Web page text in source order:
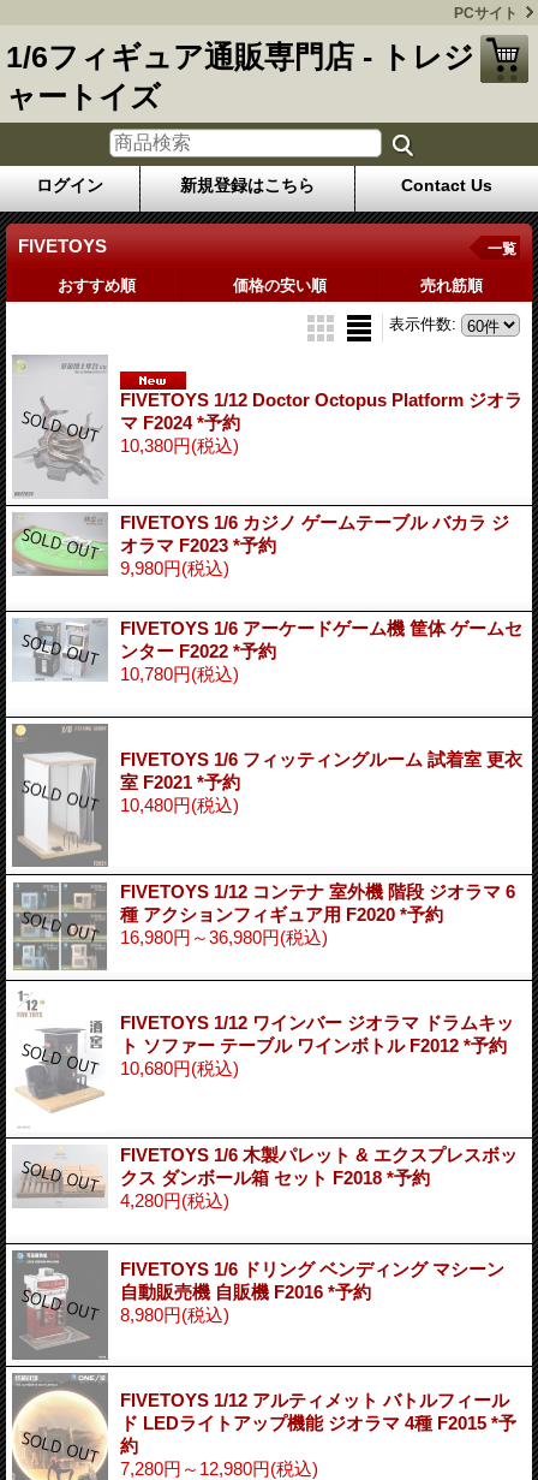
PCサイト
1/6フィギュア通販専門店 - トレジ
ャートイズ
ログイン 新規登録はこちら Contact Us
FIVETOYS 一覧
おすすめ順 価格の安い順 売れ筋順
表示件数:
FIVETOYS 1/12 Doctor Octopus Platform ジオラ
マ F2024 *予約
10,380円(税込)
FIVETOYS 1/6 カジノ ゲームテーブル バカラ ジ
オラマ F2023 *予約
9,980円(税込)
FIVETOYS 1/6 アーケードゲーム機 筐体 ゲームセ
ンター F2022 *予約
10,780円(税込)
FIVETOYS 1/6 フィッティングルーム 試着室 更衣
室 F2021 *予約
10,480円(税込)
FIVETOYS 1/12 コンテナ 室外機 階段 ジオラマ 6
種 アクションフィギュア用 F2020 *予約
16,980円～36,980円(税込)
FIVETOYS 1/12 ワインバー ジオラマ ドラムキッ
ト ソファー テーブル ワインボトル F2012 *予約
10,680円(税込)
FIVETOYS 1/6 木製パレット & エクスプレスボッ
クス ダンボール箱 セット F2018 *予約
4,280円(税込)
FIVETOYS 1/6 ドリング ベンディング マシーン
自動販売機 自販機 F2016 *予約
8,980円(税込)
FIVETOYS 1/12 アルティメット バトルフィール
ド LEDライトアップ機能 ジオラマ 4種 F2015 *予
約
7,280円～12,980円(税込)